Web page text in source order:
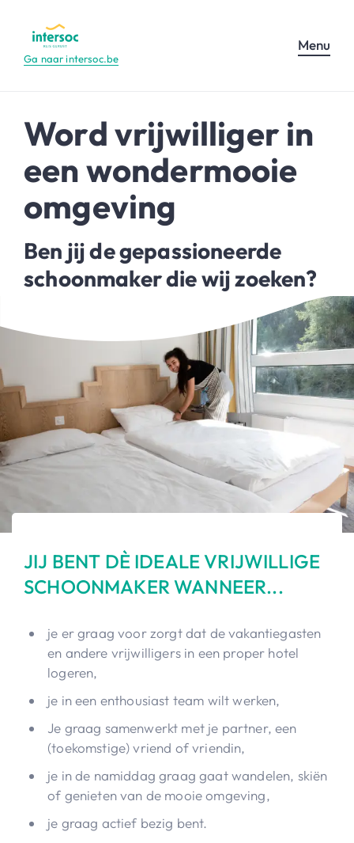
Ga naar intersoc.be
Menu
Word vrijwilliger in
een wondermooie
omgeving
Ben jij de gepassioneerde
schoonmaker die wij zoeken?
JIJ BENT DÈ IDEALE VRIJWILLIGE
SCHOONMAKER WANNEER...
je er graag voor zorgt dat de vakantiegasten
en andere vrijwilligers in een proper hotel
logeren,
je in een enthousiast team wilt werken,
Je graag samenwerkt met je partner, een
(toekomstige) vriend of vriendin,
je in de namiddag graag gaat wandelen, skiën
of genieten van de mooie omgeving,
je graag actief bezig bent.